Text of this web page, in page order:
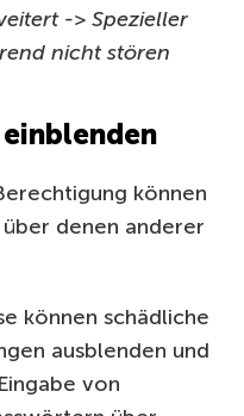
-> Spezieller
nicht stören
können
denen anderer
können schädliche
ausblenden und
von